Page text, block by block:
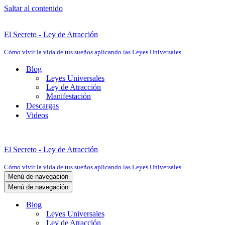
Saltar al contenido
El Secreto - Ley de Atracción
Cómo vivir la vida de tus sueños aplicando las Leyes Universales
Blog
Leyes Universales
Ley de Atracción
Manifestación
Descargas
Videos
El Secreto - Ley de Atracción
Cómo vivir la vida de tus sueños aplicando las Leyes Universales
Menú de navegación
Menú de navegación
Blog
Leyes Universales
Ley de Atracción